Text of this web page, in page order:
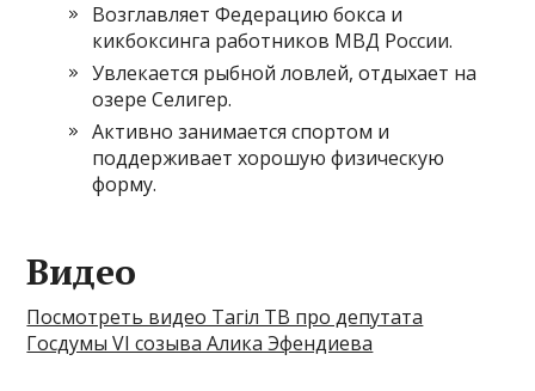
Возглавляет Федерацию бокса и
кикбоксинга работников МВД России.
Увлекается рыбной ловлей, отдыхает на
озере Селигер.
Активно занимается спортом и
поддерживает хорошую физическую
форму.
Видео
Посмотреть видео Тагiл ТВ про депутата
Госдумы VI созыва Алика Эфендиева